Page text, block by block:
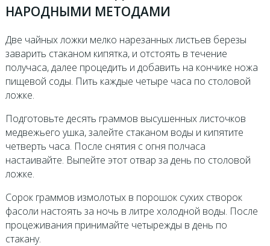
НАРОДНЫМИ МЕТОДАМИ
Две чайных ложки мелко нарезанных листьев березы
заварить стаканом кипятка, и отстоять в течение
получаса, далее процедить и добавить на кончике ножа
пищевой соды. Пить каждые четыре часа по столовой
ложке.
Подготовьте десять граммов высушенных листочков
медвежьего ушка, залейте стаканом воды и кипятите
четверть часа. После снятия с огня полчаса
настаивайте. Выпейте этот отвар за день по столовой
ложке.
Сорок граммов измолотых в порошок сухих створок
фасоли настоять за ночь в литре холодной воды. После
процеживания принимайте четырежды в день по
стакану.